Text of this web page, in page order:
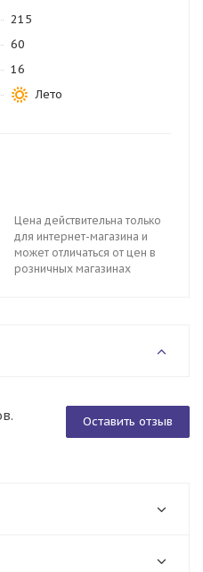
215
60
16
Лето
Цена действительна только
для интернет-магазина и
может отличаться от цен в
розничных магазинах
Оставить отзыв